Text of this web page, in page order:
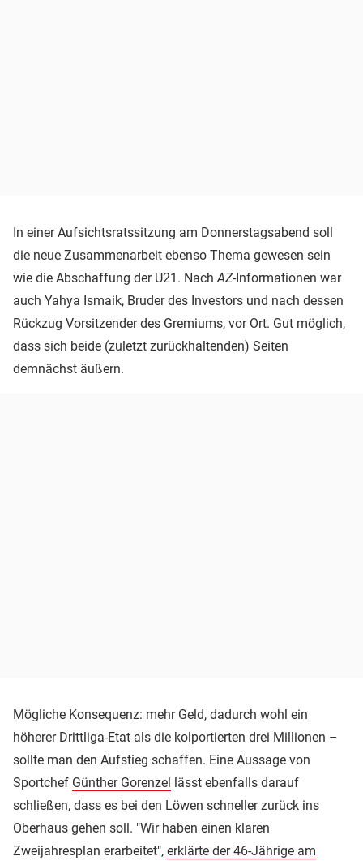
In einer Aufsichtsratssitzung am Donnerstagsabend soll
die neue Zusammenarbeit ebenso Thema gewesen sein
wie die Abschaffung der U21. NachAZ-Informationen war
auch Yahya Ismaik, Bruder des Investors und nach dessen
Rückzug Vorsitzender des Gremiums, vor Ort. Gut möglich,
dass sich beide (zuletzt zurückhaltenden) Seiten
demnächst äußern.
Mögliche Konsequenz: mehr Geld, dadurch wohl ein
höherer Drittliga-Etat als die kolportierten drei Millionen –
sollte man den Aufstieg schaffen. Eine Aussage von
Sportchef Günther Gorenzel
lässt ebenfalls darauf
schließen, dass es bei den Löwen schneller zurück ins
Oberhaus gehen soll. "Wir haben einen klaren
Zweijahresplan erarbeitet", erklärte der 46-Jährige am